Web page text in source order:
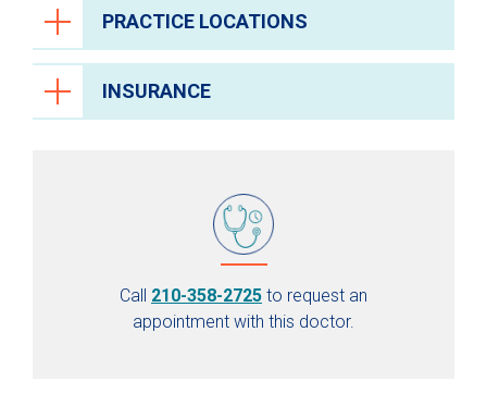
PRACTICE LOCATIONS
INSURANCE
Call 210-358-2725 to request an
appointment with this doctor.